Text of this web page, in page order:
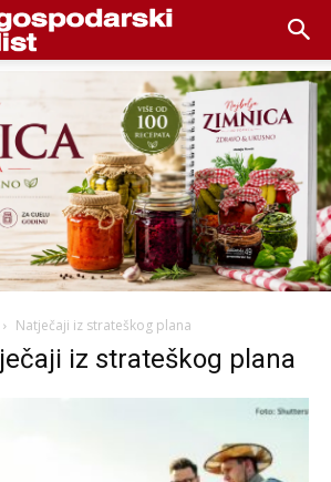
Natječaji iz strateškog plana
iz strateškog plana